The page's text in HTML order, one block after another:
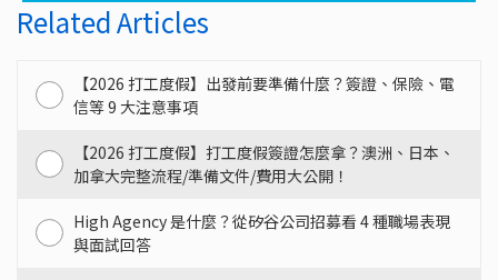
Related Articles
【2026 打工度假】出發前要準備什麼？簽證、保險、電
信等 9 大注意事項
【2026 打工度假】打工度假簽證怎麼拿？澳洲、日本、
加拿大完整流程/準備文件/費用大公開！
High Agency 是什麼？從矽谷公司招募看 4 種職場表現
與面試回答